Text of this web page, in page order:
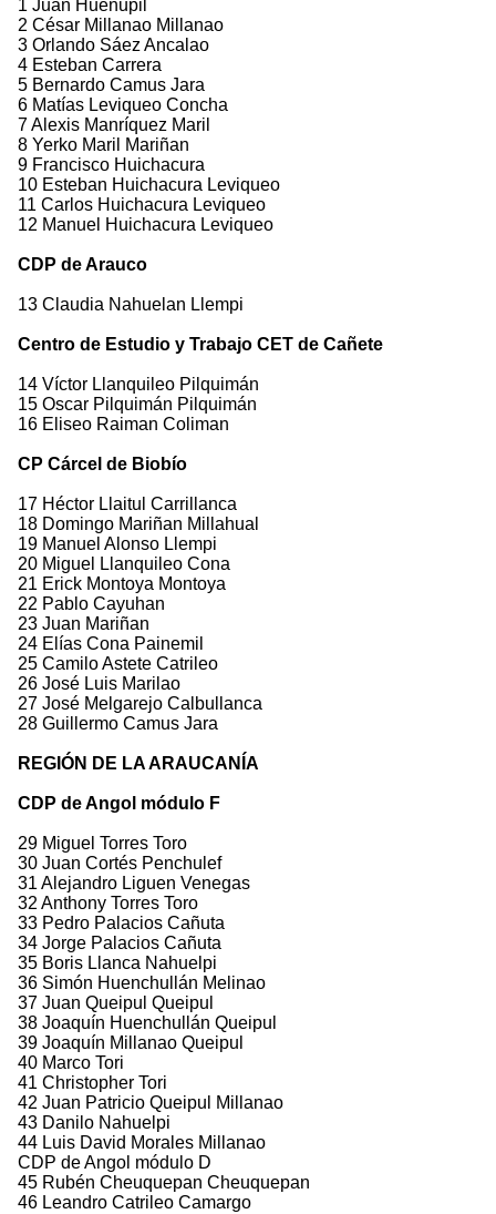
1 Juan Huenupil
2 César Millanao Millanao
3 Orlando Sáez Ancalao
4 Esteban Carrera
5 Bernardo Camus Jara
6 Matías Leviqueo Concha
7 Alexis Manríquez Maril
8 Yerko Maril Mariñan
9 Francisco Huichacura
10 Esteban Huichacura Leviqueo
11 Carlos Huichacura Leviqueo
12 Manuel Huichacura Leviqueo
CDP de Arauco
13 Claudia Nahuelan Llempi
Centro de Estudio y Trabajo CET de Cañete
14 Víctor Llanquileo Pilquimán
15 Oscar Pilquimán Pilquimán
16 Eliseo Raiman Coliman
CP Cárcel de Biobío
17 Héctor Llaitul Carrillanca
18 Domingo Mariñan Millahual
19 Manuel Alonso Llempi
20 Miguel Llanquileo Cona
21 Erick Montoya Montoya
22 Pablo Cayuhan
23 Juan Mariñan
24 Elías Cona Painemil
25 Camilo Astete Catrileo
26 José Luis Marilao
27 José Melgarejo Calbullanca
28 Guillermo Camus Jara
REGIÓN DE LA ARAUCANÍA
CDP de Angol módulo F
29 Miguel Torres Toro
30 Juan Cortés Penchulef
31 Alejandro Liguen Venegas
32 Anthony Torres Toro
33 Pedro Palacios Cañuta
34 Jorge Palacios Cañuta
35 Boris Llanca Nahuelpi
36 Simón Huenchullán Melinao
37 Juan Queipul Queipul
38 Joaquín Huenchullán Queipul
39 Joaquín Millanao Queipul
40 Marco Tori
41 Christopher Tori
42 Juan Patricio Queipul Millanao
43 Danilo Nahuelpi
44 Luis David Morales Millanao
CDP de Angol módulo D
45 Rubén Cheuquepan Cheuquepan
46 Leandro Catrileo Camargo